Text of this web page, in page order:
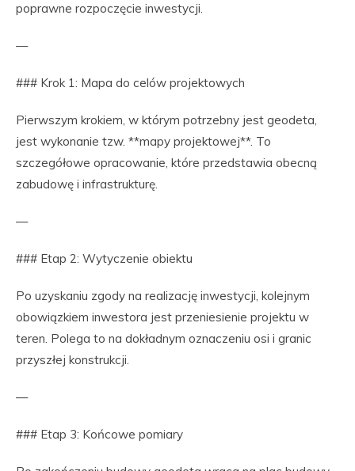
poprawne rozpoczęcie inwestycji.
—
### Krok 1: Mapa do celów projektowych
Pierwszym krokiem, w którym potrzebny jest geodeta,
jest wykonanie tzw. **mapy projektowej**. To
szczegółowe opracowanie, które przedstawia obecną
zabudowę i infrastrukturę.
—
### Etap 2: Wytyczenie obiektu
Po uzyskaniu zgody na realizację inwestycji, kolejnym
obowiązkiem inwestora jest przeniesienie projektu w
teren. Polega to na dokładnym oznaczeniu osi i granic
przyszłej konstrukcji.
—
### Etap 3: Końcowe pomiary